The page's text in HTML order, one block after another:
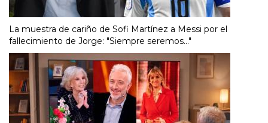
La muestra de cariño de Sofi Martínez a Messi por el
fallecimiento de Jorge: "Siempre seremos..."